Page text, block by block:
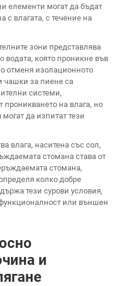
елементи могат да бъдат
с влагата, с течение на
зони представлява
водата, която проникне във
отменя изолационното
чашки за пиене са
системи,
проникването на влага, но
да изпитат тези
влага, наситена със сол,
стомана става от
стомана,
колко добре
тези сурови условия,
или външен
и